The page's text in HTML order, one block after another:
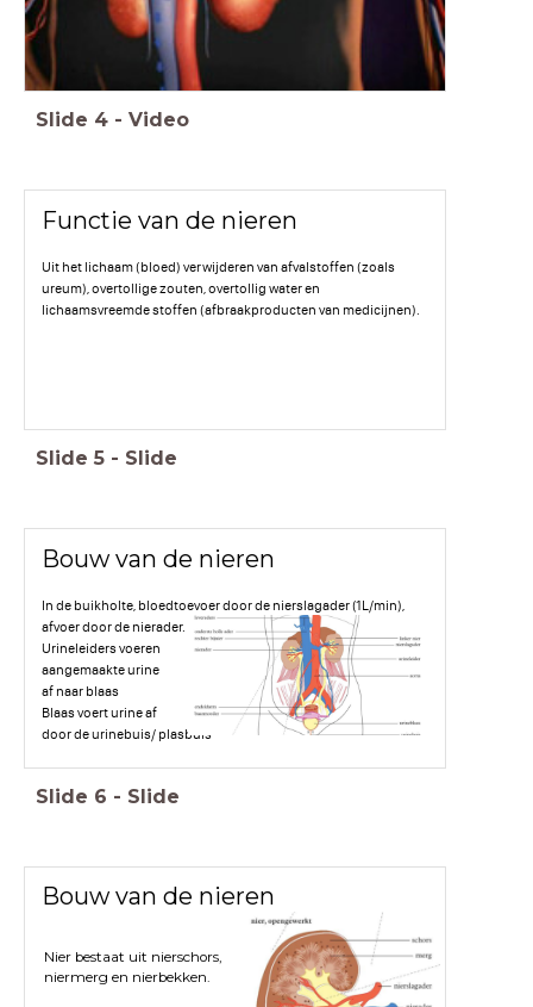
Slide 4 - Video
Functie van de nieren
Uit het lichaam (bloed) verwijderen van afvalstoffen (zoals
ureum), overtollige zouten, overtollig water en
lichaamsvreemde stoffen (afbraakproducten van medicijnen).
Slide 5 - Slide
Bouw van de nieren
In de buikholte, bloedtoevoer door de nierslagader (1L/min),
afvoer door de nierader.
Urineleiders voeren
aangemaakte urine
af naar blaas
Blaas voert urine af
door de urinebuis/ plasbuis
Slide 6 - Slide
Bouw van de nieren
Nier bestaat uit nierschors,
niermerg en nierbekken.